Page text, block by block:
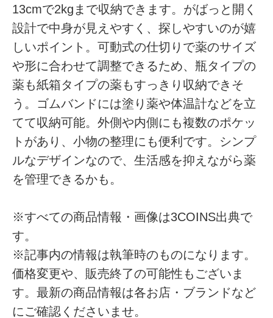
13cmで2kgまで収納できます。がばっと開く
設計で中身が見えやすく、探しやすいのが嬉
しいポイント。可動式の仕切りで薬のサイズ
や形に合わせて調整できるため、瓶タイプの
薬も紙箱タイプの薬もすっきり収納できそ
う。ゴムバンドには塗り薬や体温計などを立
てて収納可能。外側や内側にも複数のポケッ
トがあり、小物の整理にも便利です。シンプ
ルなデザインなので、生活感を抑えながら薬
を管理できるかも。
※すべての商品情報・画像は3COINS出典で
す。
※記事内の情報は執筆時のものになります。
価格変更や、販売終了の可能性もございま
す。最新の商品情報は各お店・ブランドなど
にご確認くださいませ。